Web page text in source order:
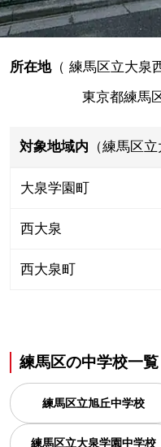
所在地（ 練馬区立大泉
東京都練馬
対象地域内 （練馬区
大泉学園町
西大泉
西大泉町
練馬区の中学校一覧
練馬区立旭丘中学校
練馬区立大泉学園中学校